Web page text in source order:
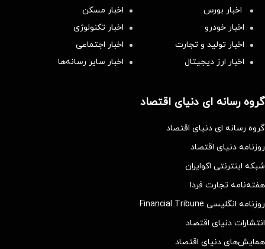
اخبار بورس
اخبار مسکن
اخبار خودرو
اخبار تکنولوژی
اخبار تولید و تجارت
اخبار اجتماعی
اخبار ارز دیجیتال
اخبار سایر رسانه‌‌ها
گروه رسانه ای دنیای اقتصاد
گروه رسانه ای دنیای اقتصاد
روزنامه دنیای اقتصاد
شبکه اینترنتی اکوایران
هفته‌نامه تجارت فردا
روزنامه انگلیسی Financial Tribune
انتشارات دنیای اقتصاد
همایش‌های دنیای اقتصاد